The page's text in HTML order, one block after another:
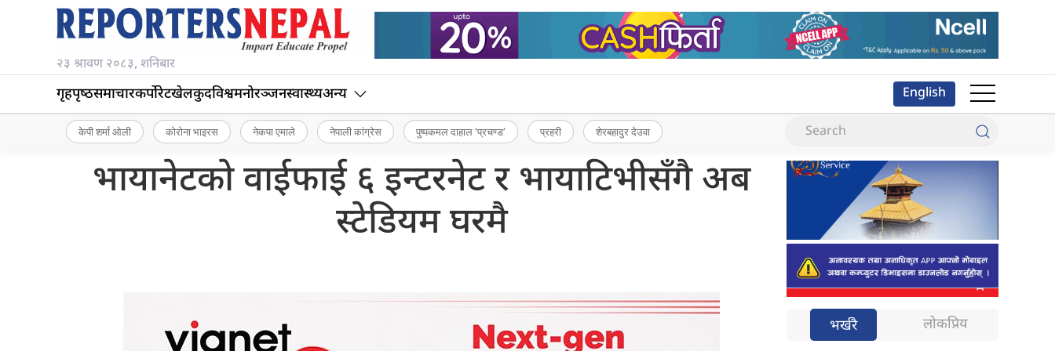
२३ श्रावण २०८३, शनिबार
गृहपृष्‍ठसमाचारकर्पोरेटखेलकुदविश्वमनोरञ्जनस्वास्थ्यअन्य English
केपी शर्मा ओली कोरोना भाइरस नेकपा एमाले नेपाली कांग्रेस पुष्पकमल दाहाल ‘प्रचण्ड’ प्रहरी शेरबहादुर देउवा
भायानेटको वाईफाई ६ इन्टरनेट र भायाटिभीसँगै अब
स्टेडियम घरमै
भर्खरै लोकप्रिय